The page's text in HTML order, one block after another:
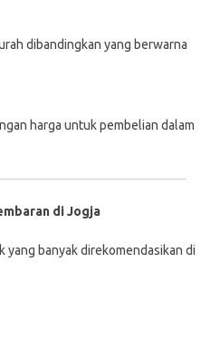
dibandingkan yang berwarna
harga untukpembelian dalam
diJogja
yang banyakdirekomendasikan di